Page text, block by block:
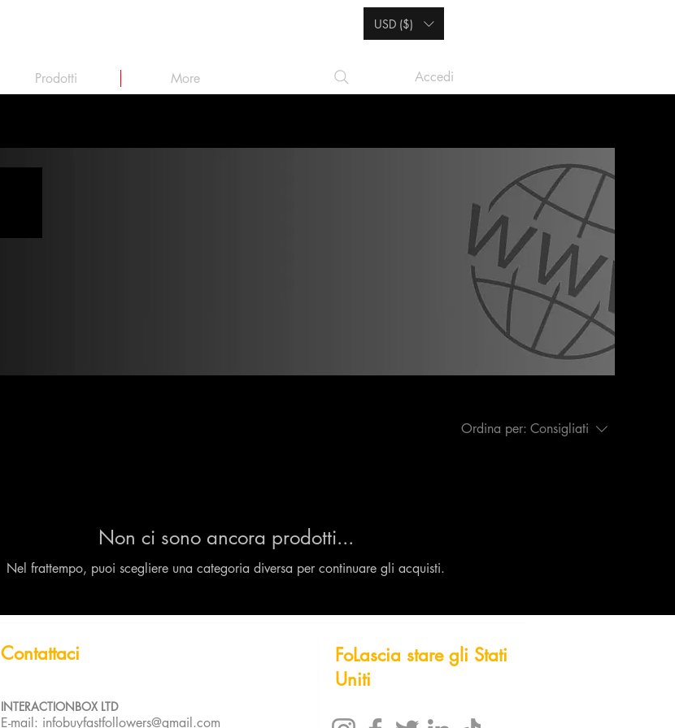
Prodotti More
USD ($)
Accedi
Ordina per: Consigliati
Non ci sono ancora prodotti...
Nel frattempo, puoi scegliere una categoria diversa per continuare gli acquisti.
E-mail: infobuyfastfollowers@gmail.com
FoLascia stare gli Stati
Uniti
Contattaci
INTERACTIONBOX LTD